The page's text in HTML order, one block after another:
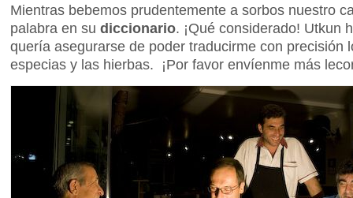
Mientras bebemos prudentemente a sorbos nuestro
palabra en su diccionario. ¡Qué considerado! Utkun
quería asegurarse de poder traducirme con precisión
especias y las hierbas. ¡Por favor envíenme más